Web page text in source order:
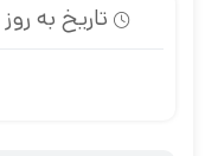
تاریخ به